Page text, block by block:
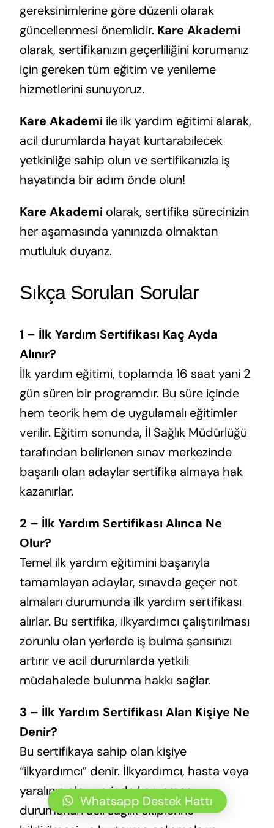
gereksinimlerine göre düzenli olarak
güncellenmesi önemlidir. Kare Akademi
olarak, sertifikanızın geçerliliğini korumanız
için gereken tüm eğitim ve yenileme
hizmetlerini sunuyoruz.
Kare Akademi ile ilk yardım eğitimi alarak,
acil durumlarda hayat kurtarabilecek
yetkinliğe sahip olun ve sertifikanızla iş
hayatında bir adım önde olun!
Kare Akademi olarak, sertifika sürecinizin
her aşamasında yanınızda olmaktan
mutluluk duyarız.
Sıkça Sorulan Sorular
1 – İlk Yardım Sertifikası Kaç Ayda
Alınır?
İlk yardım eğitimi, toplamda 16 saat yani 2
gün süren bir programdır. Bu süre içinde
hem teorik hem de uygulamalı eğitimler
verilir. Eğitim sonunda, İl Sağlık Müdürlüğü
tarafından belirlenen sınav merkezinde
başarılı olan adaylar sertifika almaya hak
kazanırlar.
2 – İlk Yardım Sertifikası Alınca Ne
Olur?
Temel ilk yardım eğitimini başarıyla
tamamlayan adaylar, sınavda geçer not
almaları durumunda ilk yardım sertifikası
alırlar. Bu sertifika, ilkyardımcı çalıştırılması
zorunlu olan yerlerde iş bulma şansınızı
artırır ve acil durumlarda yetkili
müdahalede bulunma hakkı sağlar.
3 – İlk Yardım Sertifikası Alan Kişiye Ne
Denir?
Bu sertifikaya sahip olan kişiye
“ilkyardımcı” denir. İlkyardımcı, hasta veya
yaralının olay yerinde korunması,
durumunun acil sağlık ekiplerine
Whatsapp Destek Hattı